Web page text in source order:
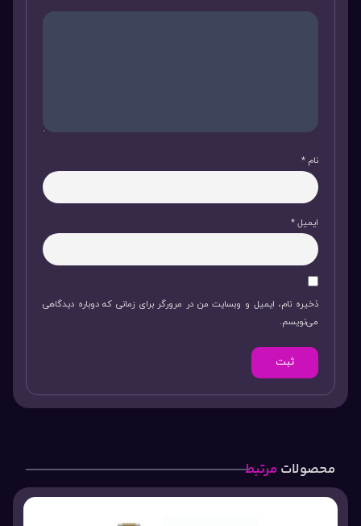
نام *
ایمیل*
ذخیره نام، ایمیل و وبسایت من در مرورگر برای زمانی که دوباره دیدگاهی
می‌نویسم.
محصولات مرتبط